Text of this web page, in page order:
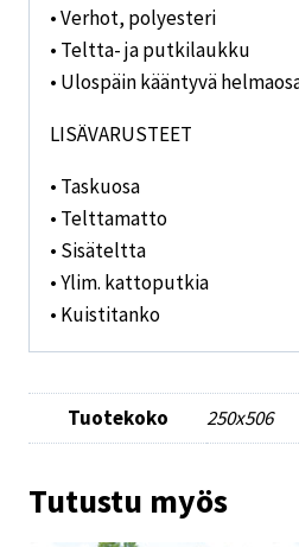
• Verhot, polyesteri
• Teltta- ja putkilaukku
• Ulospäin kääntyvä
LISÄVARUSTEET
• Taskuosa
• Telttamatto
• Sisäteltta
• Ylim. kattoputkia
• Kuistitanko
Tuotekoko 250x506
Tutustu myös